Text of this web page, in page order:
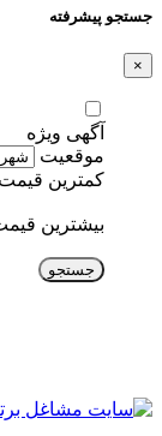
جستجو پیشرفته
×
آگهی ویژه
موقعیت
کمترین قیمت
بیشترین
جستجو